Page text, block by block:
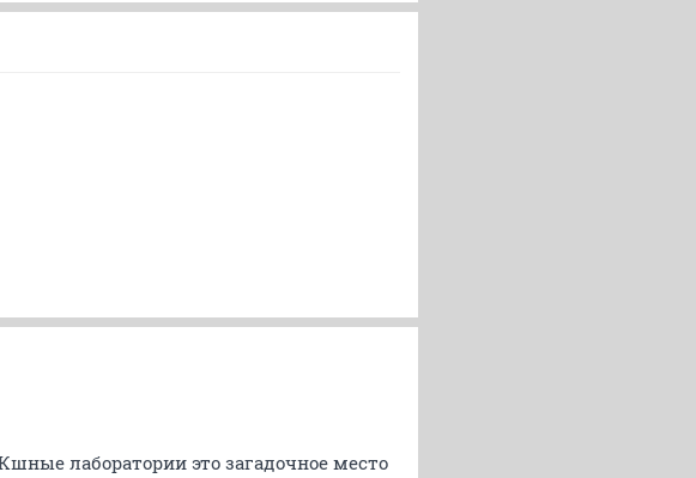
лаборатории это загадочное место